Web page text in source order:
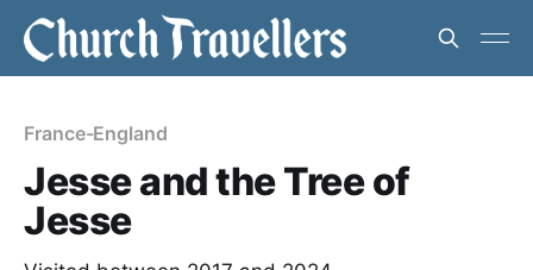
France-England
Jesse and the Tree of
Jesse